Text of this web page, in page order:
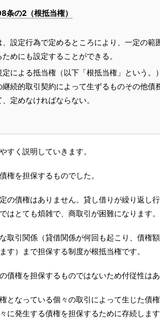
条の2（根抵当権）
、設定行為で定めるところにより、一定の
めにも設定することができる。
定による抵当権（以下「根抵当権」という
継続的取引契約によって生ずるものその他
定めなければならない。
すく説明していきます。
権を担保するものでした。
の債権はありません。貸し借りが繰り返し
はとても煩雑で、商取引が困難になります。
取引関係（貸借関係が何回も起こり、債権
す）まで担保する制度が根抵当権です。
債権を担保するものではないため付従性はあ
となっている個々の取引によって生じた債
に発生する債権を担保するために存続します